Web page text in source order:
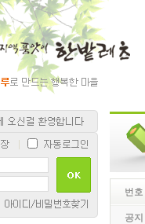
번호
공지